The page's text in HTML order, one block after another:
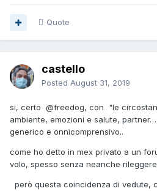
Quote
castello
Posted August 31, 2019
si, certo @freedog, con "le
ambiente, emozioni e salute,
generico e onnicomprensivo..
come ho detto in mex privato a un
volo, spesso senza neanche
però questa coincidenza di vedute,